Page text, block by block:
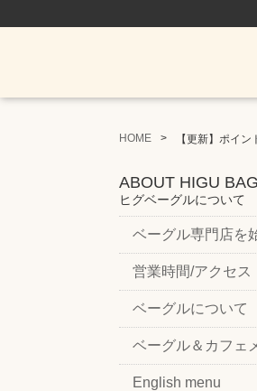
HOME 【更新】ポイ
ABOUT HIGU
ヒグベーグルについて
ベーグル専門店を
営業時間/アクセス
ベーグルについて
ベーグル＆カフェ
English menu